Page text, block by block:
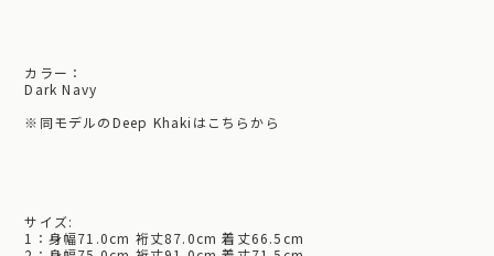
カラー：
Dark Navy
※ 同モデルのDeep Khakiはこちらから
サイズ:
1：身幅71.0cm 裄丈87.0cm 着丈66.5cm